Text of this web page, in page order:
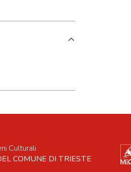
Culturali
COMUNE DI TRIESTE